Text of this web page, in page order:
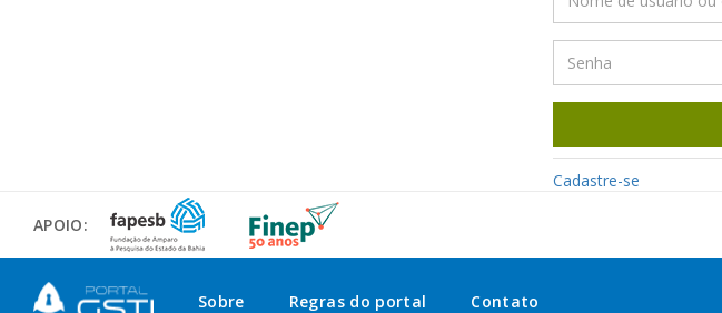
Cadastre-se
APOIO:
Sobre Regras do portal Contato